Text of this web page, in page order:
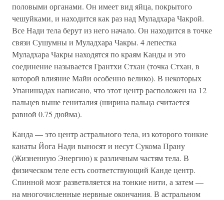
половыми органами. Он имеет вид яйца, покрытого
чешуйками, и находится как раз над Муладхара Чакрой.
Все Нади тела берут из него начало. Он находится в точке
связи Сушумны и Муладхара Чакры. 4 лепестка
Муладхара Чакры находятся по краям Канды и это
соединение называется Грантхи Стхан (точка Стхан, в
которой влияние Майи особенно велико). В некоторых
Упанишадах написано, что этот центр расположен на 12
пальцев выше гениталия (ширина пальца считается
равной 0.75 дюйма).
Канда — это центр астрального тела, из которого тонкие
канаты Йога Нади выносят и несут Сукома Прану
(Жизненную Энергию) к различным частям тела. В
физическом теле есть соответствующий Канде центр.
Спинной мозг разветвляется на тонкие нити, а затем —
на многочисленные нервные окончания. В астральном